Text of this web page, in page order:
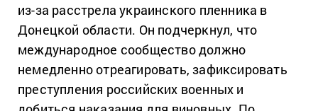
из-за расстрела украинского пленника в
Донецкой области. Он подчеркнул, что
международное сообщество должно
немедленно отреагировать, зафиксировать
преступления российских военных и